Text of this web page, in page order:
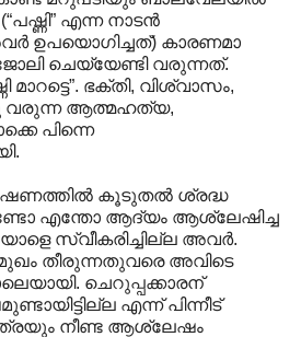
എന്ന നാടന്‍
ഉപയൊഗിച്ചത്) കാരണമാ
ചെയ്യേണ്ടി വരുന്നത്.
ഭക്തി, വിശ്വാസം,
വരുന്ന ആത്മഹത്യ,
പിന്നെ
കൂടുതല്‍ ശ്രദ്ധ
എന്തോ ആദ്യം ആശ്ലേഷിച്ച
സ്വീകരിച്ചില്ല അവര്‍.
തീരുന്നതുവരെ അവിടെ
ചെറുപ്പക്കാരന്
എന്ന് പിന്നീട്
നീണ്ട ആശ്ലേഷം